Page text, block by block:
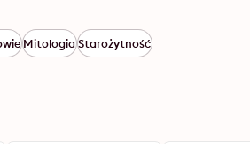
MitologiaStarożytność